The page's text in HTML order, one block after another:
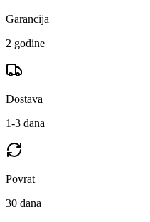
Garancija
2 godine
Dostava
1-3 dana
Povrat
30 dana